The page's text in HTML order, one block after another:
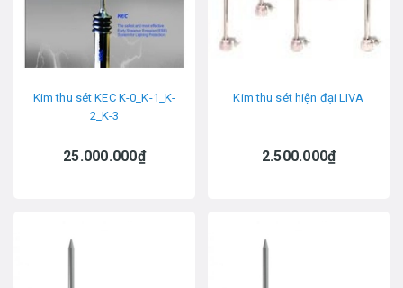
Kim thu sét KEC K-0_K-1_K-
2_K-3
25.000.000₫
Kim thu sét hiện đại LIVA
2.500.000₫